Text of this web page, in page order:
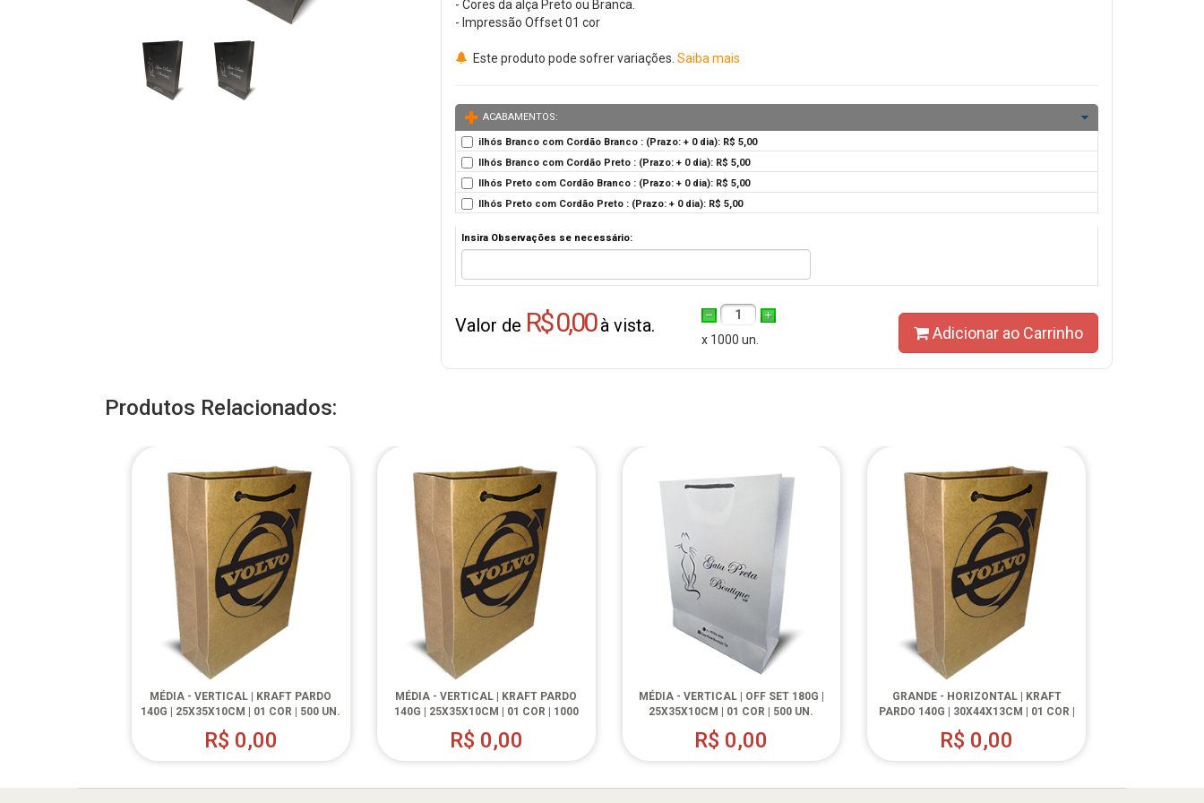
- Cores da alça Preto ou Branca.
- Impressão Offset 01 cor
Este produto pode sofrer variações. Saiba mais
ACABAMENTOS:
ilhós Branco com Cordão Branco : (Prazo: + 0 dia): R$ 5,00
Ilhós Branco com Cordão Preto : (Prazo: + 0 dia): R$ 5,00
Ilhós Preto com Cordão Branco : (Prazo: + 0 dia): R$ 5,00
Ilhós Preto com Cordão Preto : (Prazo: + 0 dia): R$ 5,00
Insira Observações se necessário:
Valor de R$ 0,00à vista.
1
x 1000 un.
Adicionar ao Carrinho
Produtos Relacionados:
MÉDIA - VERTICAL | KRAFT PARDO
140G | 25X35X10CM | 01 COR | 500 UN.
R$ 0,00
MÉDIA - VERTICAL | KRAFT PARDO
140G | 25X35X10CM | 01 COR | 1000
R$ 0,00
MÉDIA - VERTICAL | OFF SET 180G |
25X35X10CM | 01 COR | 500 UN.
R$ 0,00
GRANDE - HORIZONTAL | KRAFT
PARDO 140G | 30X44X13CM | 01 COR |
1000 UN.
R$ 0,00